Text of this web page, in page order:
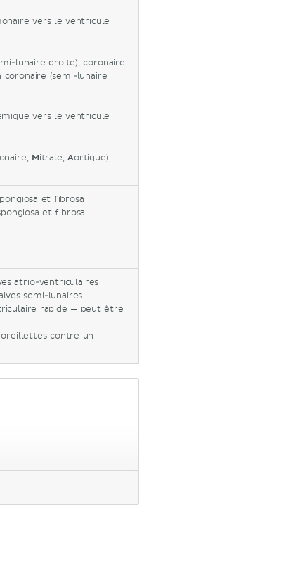
vers le ventricule
lunaire droite), coronaire
coronaire (semi-lunaire
vers le ventricule
Mitrale,Aortique)
et fibrosa
et fibrosa
atrio-ventriculaires
semi-lunaires
rapide — peut être
contre un